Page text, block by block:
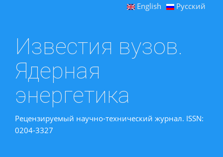
English Русский
Известия вузов.
Ядерная
энергетика
Рецензируемый научно-технический журнал. ISSN:
0204-3327